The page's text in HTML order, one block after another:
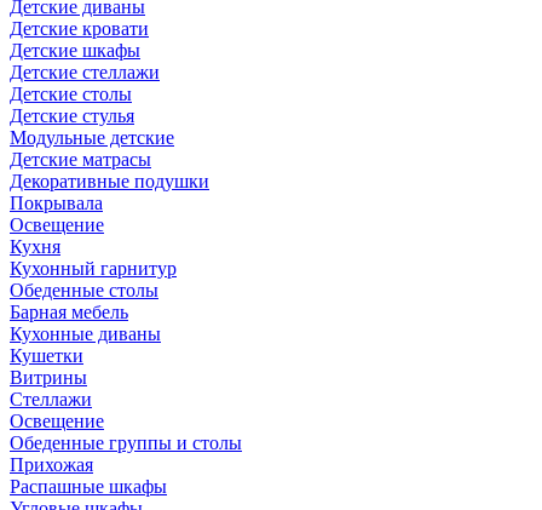
Детские диваны
Детские кровати
Детские шкафы
Детские стеллажи
Детские столы
Детские стулья
Модульные детские
Детские матрасы
Декоративные подушки
Покрывала
Освещение
Кухня
Кухонный гарнитур
Обеденные столы
Барная мебель
Кухонные диваны
Кушетки
Витрины
Стеллажи
Освещение
Обеденные группы и столы
Прихожая
Распашные шкафы